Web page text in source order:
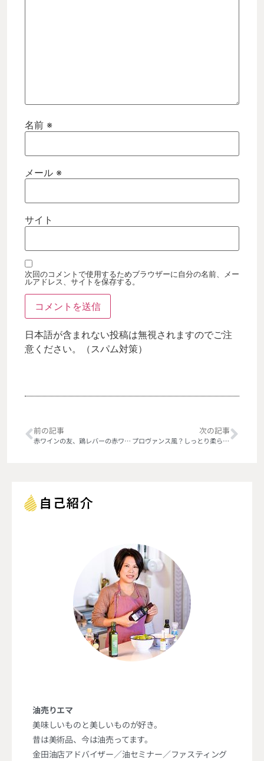
名前 ※
メール ※
サイト
次回のコメントで使用するためブラウザーに自分の名前、メー
ルアドレス、サイトを保存する。
日本語が含まれない投稿は無視されますのでご注
意ください。（スパム対策）
前の記事
赤ワインの友、鶏レバーの赤ワイン煮
次の記事
プロヴァンス風？しっとり柔らかチキンのオーブン焼き
油売りエマ
美味しいものと美しいものが好き。
昔は美術品、今は油売ってます。
金田油店アドバイザー／油セミナー／ファスティング